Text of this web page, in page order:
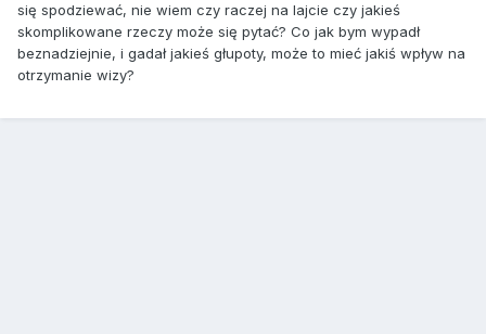
się spodziewać, nie wiem czy raczej na lajcie czy jakieś
skomplikowane rzeczy może się pytać? Co jak bym wypadł
beznadziejnie, i gadał jakieś głupoty, może to mieć jakiś wpływ na
otrzymanie wizy?